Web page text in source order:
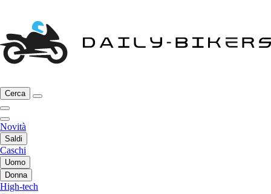
Cerca
Novità
Saldi
Caschi
Uomo
Donna
High-tech